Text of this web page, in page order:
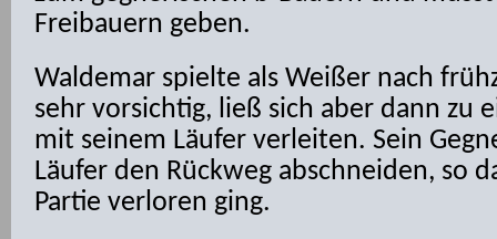
Freibauern geben.
Waldemar spielte als Weißer nach
sehr vorsichtig, ließ sich aber dann zu
mit seinem Läufer verleiten. Sein
Läufer den Rückweg abschneiden, so
Partie verloren ging.